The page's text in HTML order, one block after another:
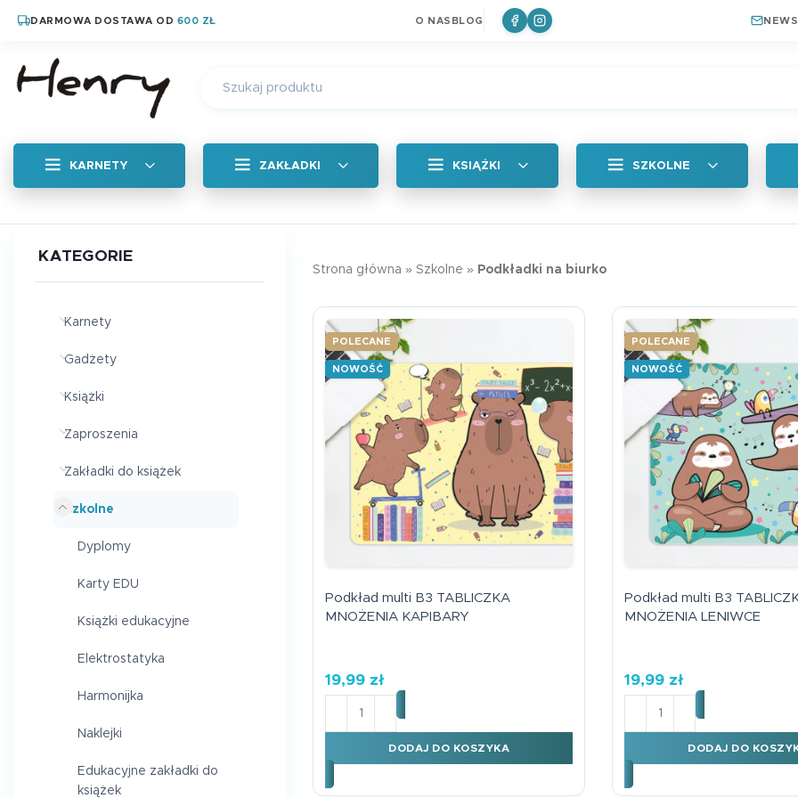
DARMOWA DOSTAWA OD 600 ZŁ O NAS BLOG
KARNETY ZAKŁADKI
Zakładka zapachowa
Magnetyczne zakładki do książek
Zakładka tradycyjna
6,99zł
Edukacyjna
magnetyczna
mnożenia żyrafa
7,99zł
Edukacyjna
magnetyczna
7,99zł
KSIĄŻKI SZKOLNE
Plan lekcji
Zakładki Edukacyjne
Plan lekcji lep
Plansze A4
Karty EDU
Harmonijki
Podkładki na biurko
Dyplomy
KATEGORIE
Karnety
Gadżety
Książki
Zaproszenia
Zakładki do książek
Szkolne
Dyplomy
Karty EDU
Książki edukacyjne
Elektrostatyka
Harmonijka
Naklejki
Edukacyjne zakładki do
książek
Strona główna » Szkolne » Podkładki na biurko
POLECANE
NOWOŚĆ
Podkład multi B3 TABLICZKA
MNOŻENIA KAPIBARY
19,99 zł
ilość Podkład multi B3 TABLICZKA MNOŻENIA KAPIBARY
DODAJ DO KOSZYKA
POLECANE
NOWOŚĆ
Podkład multi B3
MNOŻENIA LENIWCE
19,99 zł
ilość Podkład multi B3
DODAJ DO